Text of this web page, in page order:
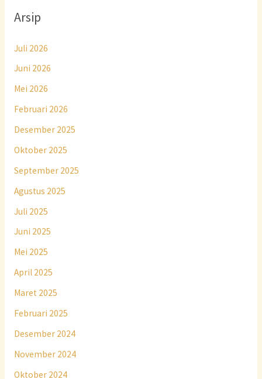
Arsip
Juli 2026
Juni 2026
Mei 2026
Februari 2026
Desember 2025
Oktober 2025
September 2025
Agustus 2025
Juli 2025
Juni 2025
Mei 2025
April 2025
Maret 2025
Februari 2025
Desember 2024
November 2024
Oktober 2024